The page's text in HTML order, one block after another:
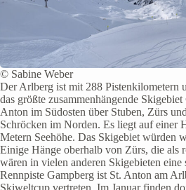
© Sabine Weber
Der Arlberg ist mit 288 Pistenkilometern
das größte zusammenhängende
Anton im Südosten über Stuben, Zürs
Schröcken im Norden. Es liegt auf einer
Metern Seehöhe. Das Skigebiet würden
Einige Hänge oberhalb von Zürs, die als
wären in vielen anderen Skigebieten
Rennpiste Gampberg ist St. Anton am